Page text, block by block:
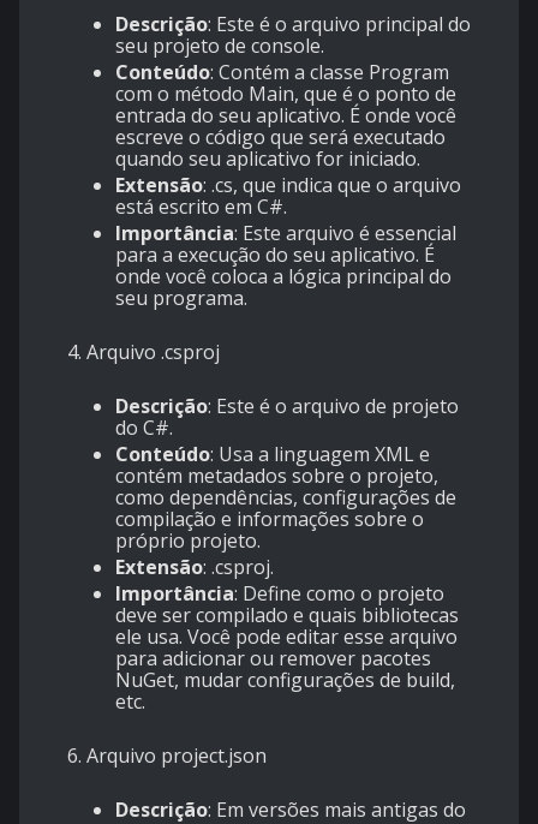
Descrição: Este é o arquivo principal do
seu projeto de console.
Conteúdo: Contém a classe Program
com o método Main, que é o ponto de
entrada do seu aplicativo. É onde você
escreve o código que será executado
quando seu aplicativo for iniciado.
Extensão: .cs, que indica que o arquivo
está escrito em C#.
Importância: Este arquivo é essencial
para a execução do seu aplicativo. É
onde você coloca a lógica principal do
seu programa.
4. Arquivo .csproj
Descrição: Este é o arquivo de projeto
do C#.
Conteúdo: Usa a linguagem XML e
contém metadados sobre o projeto,
como dependências, configurações de
compilação e informações sobre o
próprio projeto.
Extensão: .csproj.
Importância: Define como o projeto
deve ser compilado e quais bibliotecas
ele usa. Você pode editar esse arquivo
para adicionar ou remover pacotes
NuGet, mudar configurações de build,
etc.
6. Arquivo project.json
Descrição: Em versões mais antigas do